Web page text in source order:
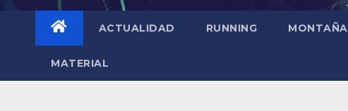
ACTUALIDAD RUNNING MONTAÑA
MATERIAL